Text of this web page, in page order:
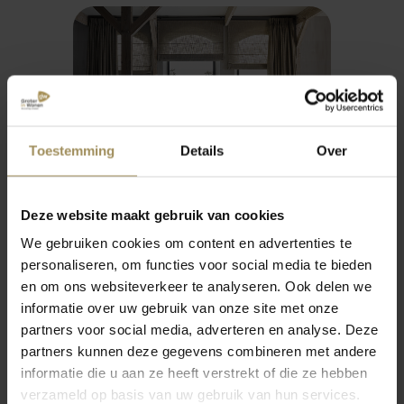
Toestemming Details Over
Deze website maakt gebruik van cookies
We gebruiken cookies om content en advertenties te
personaliseren, om functies voor social media te bieden
en om ons websiteverkeer te analyseren. Ook delen we
informatie over uw gebruik van onze site met onze
partners voor social media, adverteren en analyse. Deze
partners kunnen deze gegevens combineren met andere
informatie die u aan ze heeft verstrekt of die ze hebben
verzameld op basis van uw gebruik van hun services.
februari 2024
5 x Tips: Akoestiek in
huis verbeteren